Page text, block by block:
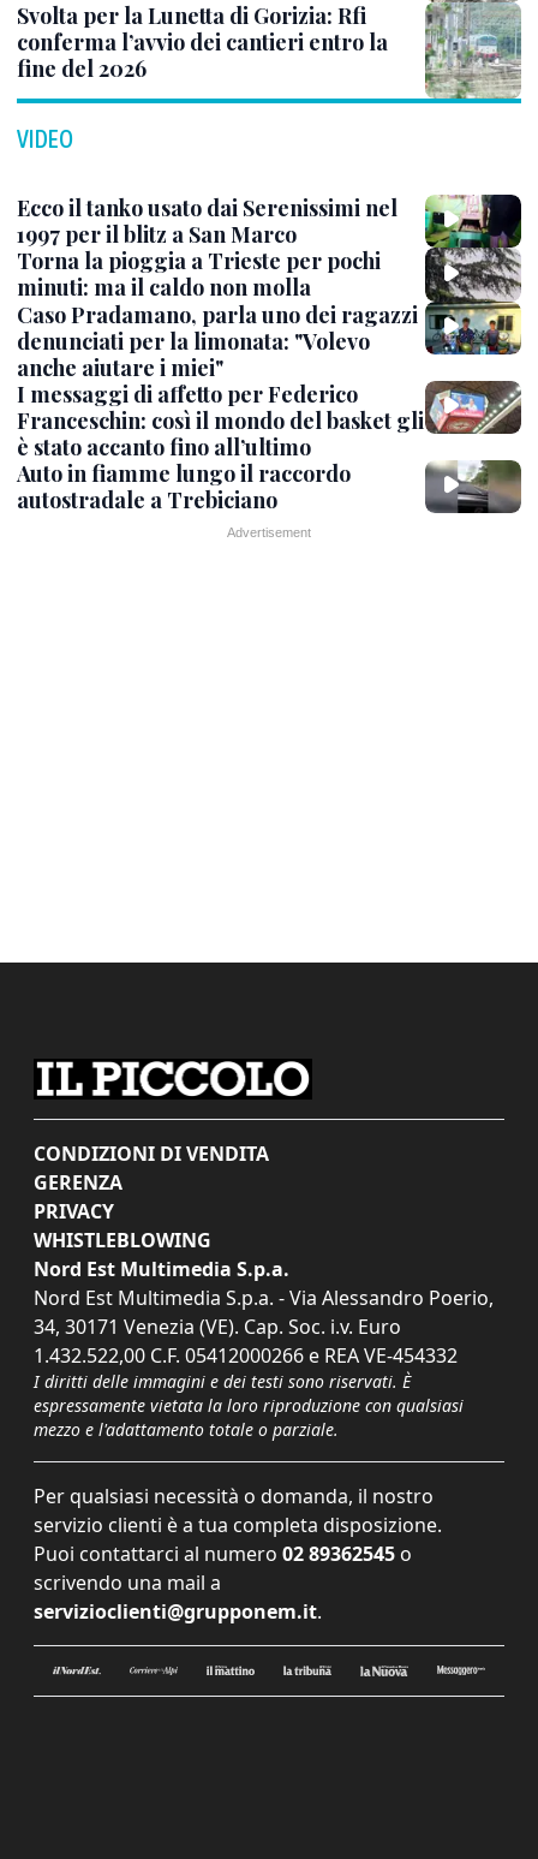
Svolta per la Lunetta di Gorizia: Rfi
conferma l’avvio dei cantieri entro la
fine del 2026
VIDEO
Ecco il tanko usato dai Serenissimi nel
1997 per il blitz a San Marco
Torna la pioggia a Trieste per pochi
minuti: ma il caldo non molla
Caso Pradamano, parla uno dei ragazzi
denunciati per la limonata: "Volevo
anche aiutare i miei"
I messaggi di affetto per Federico
Franceschin: così il mondo del basket gli
è stato accanto fino all’ultimo
Auto in fiamme lungo il raccordo
autostradale a Trebiciano
CONDIZIONI DI VENDITA
GERENZA
PRIVACY
WHISTLEBLOWING
Nord Est Multimedia S.p.a.
Nord Est Multimedia S.p.a. - Via Alessandro Poerio,
34, 30171 Venezia (VE). Cap. Soc. i.v. Euro
1.432.522,00 C.F. 05412000266 e REA VE-454332
I diritti delle immagini e dei testi sono riservati. È
espressamente vietata la loro riproduzione con qualsiasi
mezzo e l'adattamento totale o parziale.
Per qualsiasi necessità o domanda, il nostro
servizio clienti è a tua completa disposizione.
Puoi contattarci al numero 02 89362545 o
scrivendo una mail a
servizioclienti@grupponem.it.